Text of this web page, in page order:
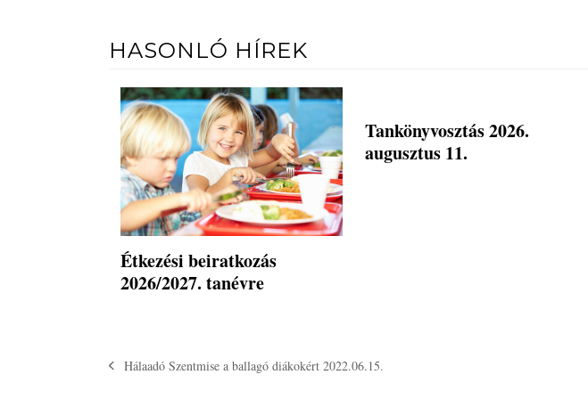
HASONLÓ HÍREK
Étkezési beiratkozás
2026/2027. tanévre
Tankönyvosztás 2026.
augusztus 11.
previous
Hálaadó Szentmise a ballagó diákokért 2022.06.15.